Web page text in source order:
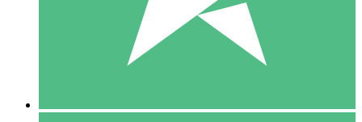
10 00